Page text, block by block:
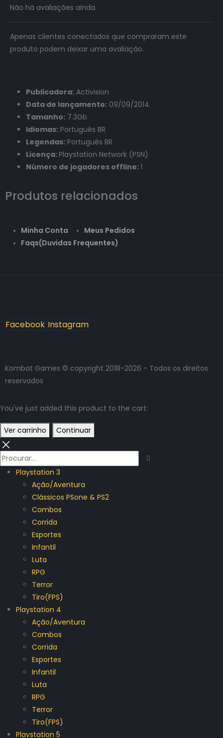
Não há avaliações ainda.
Apenas clientes conectados que compraram este
produto podem deixar uma avaliação.
Publicadora: Activision
Data de lançamento: 09/09/2014
Tamanho: 7.3Gb
Idiomas: Português BR
Legendas: Português BR
Licença: Playstation Network (PSN)
Número de jogadores offline: 1
Produtos relacionados
Minha Conta
Meus Pedidos
Faqs(Duvidas Frequentes)
Facebook Instagram
Kombat Games © copyright 2018-2026 - Todos os direitos
reservados
You've just added this product to the cart:
Ver carrinho Continuar
Playstation 3
Ação/Aventura
Clássicos PSone & PS2
Combos
Corrida
Esportes
Infantil
Luta
RPG
Terror
Tiro(FPS)
Playstation 4
Ação/Aventura
Combos
Corrida
Esportes
Infantil
Luta
RPG
Terror
Tiro(FPS)
Playstation 5